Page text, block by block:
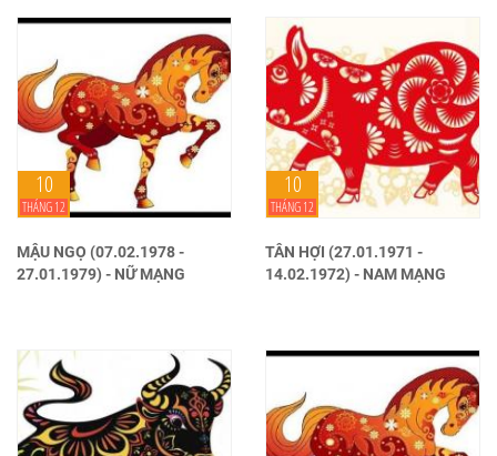
10
THÁNG 12
MẬU NGỌ (07.02.1978 -
27.01.1979) - NỮ MẠNG
10
THÁNG 12
TÂN HỢI (27.01.1971 -
14.02.1972) - NAM MẠNG